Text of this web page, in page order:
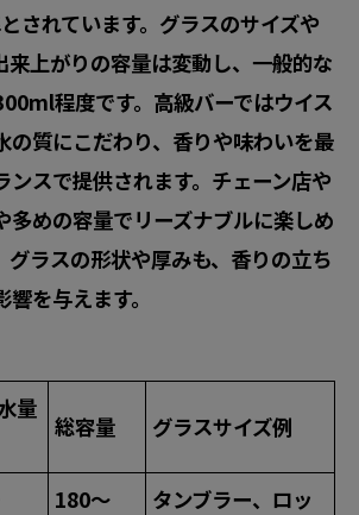
されています。グラスのサイズや
来上がりの容量は変動し、一般的な
程度です。高級バーではウイス
の質にこだわり、香りや味わいを最
ンスで提供されます。チェーン店や
多めの容量でリーズナブルに楽しめ
グラスの形状や厚みも、香りの立ち
を与えます。
量
総容量 グラスサイズ例
180〜
タンブラー、ロッ